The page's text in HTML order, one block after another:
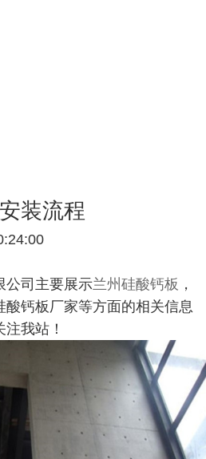
装流程
公司主要展示兰州硅酸钙板 ，
酸钙板厂家等方面的相关信息
我站！